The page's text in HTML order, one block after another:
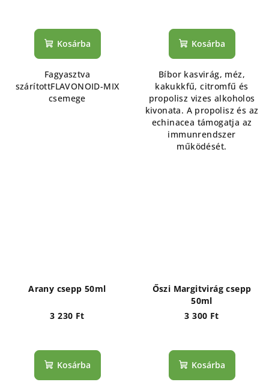
Kosárba
Fagyasztva
szárítottFLAVONOID-MIX
csemege
Kosárba
Bíbor kasvirág, méz,
kakukkfű, citromfű és
propolisz vizes alkoholos
kivonata. A propolisz és az
echinacea támogatja az
immunrendszer
működését.
Arany csepp 50ml
3 230 Ft
Kosárba
Őszi Margitvirág csepp
50ml
3 300 Ft
Kosárba